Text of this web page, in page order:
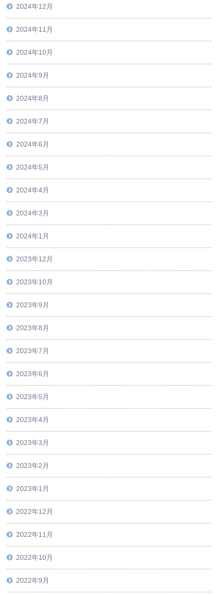
2024年12月
2024年11月
2024年10月
2024年9月
2024年8月
2024年7月
2024年6月
2024年5月
2024年4月
2024年3月
2024年1月
2023年12月
2023年10月
2023年9月
2023年8月
2023年7月
2023年6月
2023年5月
2023年4月
2023年3月
2023年2月
2023年1月
2022年12月
2022年11月
2022年10月
2022年9月